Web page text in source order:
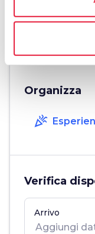
phone Fax
Organizza
celebration
Verifica
Arrivo